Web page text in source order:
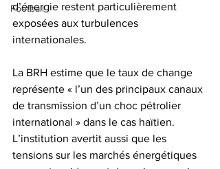
Football
d’énergie restent particulièrement
exposées aux turbulences
internationales.
La BRH estime que le taux de change
représente « l’un des principaux canaux
de transmission d’un choc pétrolier
international » dans le cas haïtien.
L’institution avertit aussi que les
tensions sur les marchés énergétiques